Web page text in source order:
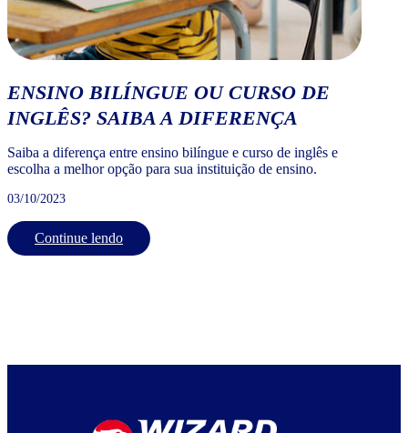
ENSINO BILÍNGUE OU CURSO DE
INGLÊS? SAIBA A DIFERENÇA
Saiba a diferença entre ensino bilíngue e curso de inglês e
escolha a melhor opção para sua instituição de ensino.
03/10/2023
Continue lendo